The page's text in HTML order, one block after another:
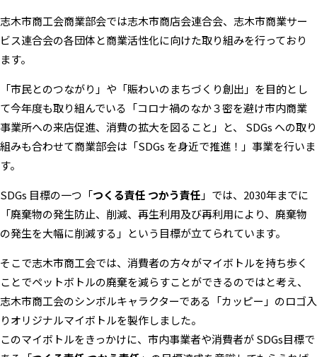
志木市商工会商業部会では志木市商店会連合会、志木市商業サー
ビス連合会の各団体と商業活性化に向けた取り組みを行っており
ます。
「市民とのつながり」や「賑わいのまちづくり創出」を目的とし
て今年度も取り組んでいる「コロナ禍のなか３密を避け市内商業
事業所への来店促進、消費の拡大を図ること」と、 SDGs への取り
組みも合わせて商業部会は「SDGs を身近で推進！」事業を行いま
す。
SDGs 目標の一つ「つくる責任 つかう責任 」では、2030年までに
「廃棄物の発生防止、削減、再生利用及び再利用により、廃棄物
の発生を大幅に削減する」という目標が立てられています。
そこで志木市商工会では、消費者の方々がマイボトルを持ち歩く
ことでペットボトルの廃棄を減らすことができるのではと考え、
志木市商工会のシンボルキャラクターである「カッピー」のロゴ入
りオリジナルマイボトルを製作しました。
このマイボトルをきっかけに、市内事業者や消費者が SDGs目標で